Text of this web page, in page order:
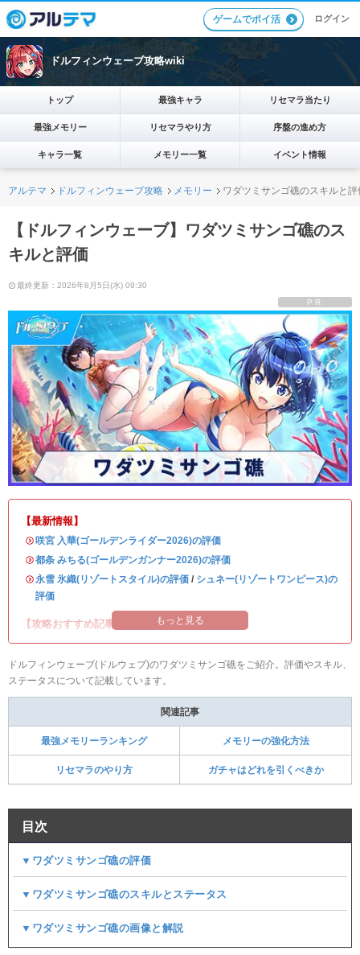
ゲームでポイ活 ログイン
ドルフィンウェーブ攻略wiki
トップ 最強キャラ リセマラ当たり
最強メモリー リセマラやり方 序盤の進め方
キャラ一覧 メモリー一覧 イベント情報
アルテマ ドルフィンウェーブ攻略 メモリー ワダツミサンゴ礁のスキルと評
【ドルフィンウェーブ】ワダツミサンゴ礁のス
キルと評価
最終更新：2026年8月5日(水) 09:30
PR
【最新情報】
・咲宮 入華(ゴールデンライダー2026)の評価
・都条 みちる(ゴールデンガンナー2026)の評価
・永雪 氷織(リゾートスタイル)の評価 / シュネー(リゾートワンピース)の
評価
【攻略おすすめ記事】 もっと見る
ドルフィンウェーブ(ドルウェブ)のワダツミサンゴ礁をご紹介。評価やスキル、
ステータスについて記載しています。
関連記事
最強メモリーランキング メモリーの強化方法
リセマラのやり方 ガチャはどれを引くべきか
目次
▼ワダツミサンゴ礁の評価
▼ワダツミサンゴ礁のスキルとステータス
▼ワダツミサンゴ礁の画像と解説